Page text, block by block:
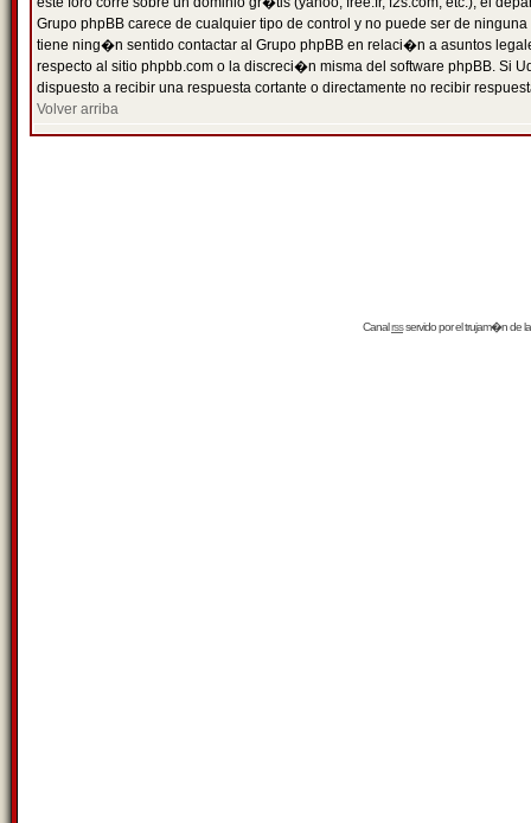
Grupo phpBB carece de cualquier tipo de control y no puede ser de
tiene ning�n sentido contactar al Grupo phpBB en relaci�n a asuntos
respecto al sitio phpbb.com o la discreci�n misma del software phpBB. Si
dispuesto a recibir una respuesta cortante o directamente no recibir
Volver arriba
Canalrssservido por eltrujam�nde